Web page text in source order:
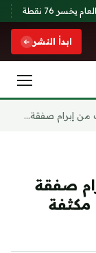
76 نقطة
ابدأ النشر
من إبرام صفقة...
صفقة
مكثفة